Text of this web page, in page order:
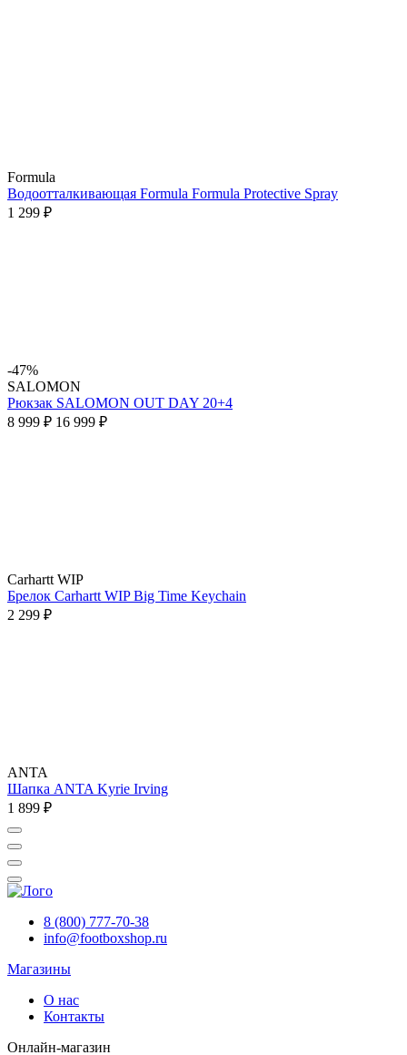
Formula
Водоотталкивающая Formula Formula Protective Spray
1 299 ₽
-47%
SALOMON
Рюкзак SALOMON OUT DAY 20+4
8 999 ₽ 16 999 ₽
Carhartt WIP
Брелок Carhartt WIP Big Time Keychain
2 299 ₽
ANTA
Шапка ANTA Kyrie Irving
1 899 ₽
8 (800) 777-70-38
info@footboxshop.ru
Магазины
О нас
Контакты
Онлайн-магазин